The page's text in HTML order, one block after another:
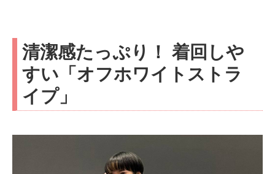
清潔感たっぷり！ 着回しや
すい「オフホワイトストラ
イプ」